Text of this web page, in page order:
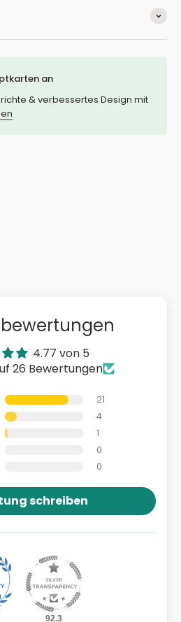
an
& verbessertes Design mit
4.77 von 5
26 Bewertungen
21
4
1
0
0
schreiben
92.3